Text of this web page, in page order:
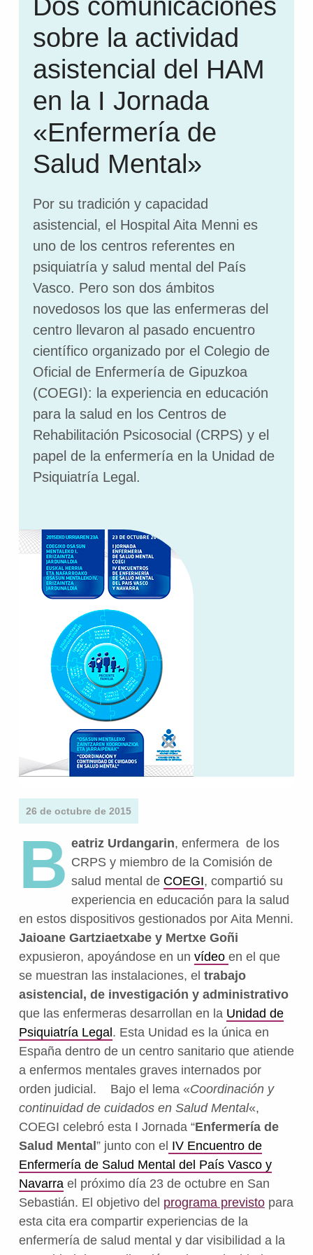
Dos comunicaciones
sobre la actividad
asistencial del HAM
en la I Jornada
«Enfermería de
Salud Mental»
Por su tradición y capacidad
asistencial, el Hospital Aita Menni es
uno de los centros referentes en
psiquiatría y salud mental del País
Vasco. Pero son dos ámbitos
novedosos los que las enfermeras del
centro llevaron al pasado encuentro
científico organizado por el Colegio de
Oficial de Enfermería de Gipuzkoa
(COEGI): la experiencia en educación
para la salud en los Centros de
Rehabilitación Psicosocial (CRPS) y el
papel de la enfermería en la Unidad de
Psiquiatría Legal.
26 de octubre de 2015
B eatriz Urdangarin, enfermera de los
CRPS y miembro de la Comisión de
salud mental de COEGI, compartió su
experiencia en educación para la salud
en estos dispositivos gestionados por Aita Menni.
Jaioane Gartziaetxabe y Mertxe Goñi
expusieron, apoyándose en un vídeo en el que
se muestran las instalaciones, el trabajo
asistencial, de investigación y administrativo
que las enfermeras desarrollan en la Unidad de
Psiquiatría Legal. Esta Unidad es la única en
España dentro de un centro sanitario que atiende
a enfermos mentales graves internados por
orden judicial.
Bajo el lema «Coordinación y
continuidad de cuidados en Salud Mental«,
COEGI celebró esta I Jornada “Enfermería de
Salud Mental” junto con el IV Encuentro de
Enfermería de Salud Mental del País Vasco y
Navarrael próximo día 23 de octubre en San
Sebastián. El objetivo del programa previstopara
esta cita era compartir experiencias de la
enfermería de salud mental y dar visibilidad a la